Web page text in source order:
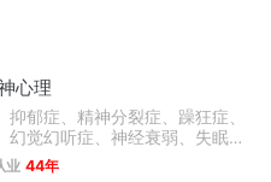
心理
郁症、精神分裂症、躁狂症、
觉幻听症、神经衰弱、失眠多
少年抑郁症、双相情感障碍、疑
业 44年